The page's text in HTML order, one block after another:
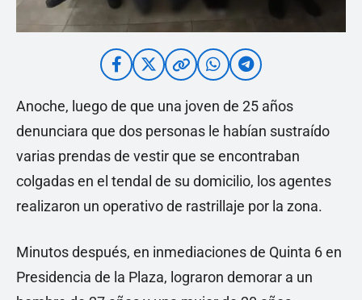
Anoche, luego de que una joven de 25 años
denunciara que dos personas le habían sustraído
varias prendas de vestir que se encontraban
colgadas en el tendal de su domicilio, los agentes
realizaron un operativo de rastrillaje por la zona.
Minutos después, en inmediaciones de Quinta 6 en
Presidencia de la Plaza, lograron demorar a un